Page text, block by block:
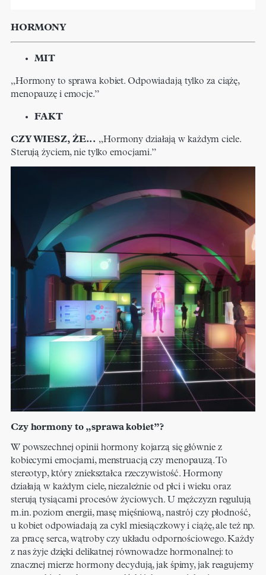
HORMONY
MIT
„Hormony to sprawa kobiet. Odpowiadają tylko za ciążę,
menopauzę i emocje.”
FAKT
CZY WIESZ, ŻE... „Hormony działają w każdym ciele.
Sterują życiem, nie tylko emocjami.”
Czy hormony to „sprawa kobiet”?
W powszechnej opinii hormony kojarzą się głównie z
kobiecymi emocjami, menstruacją czy menopauzą. To
stereotyp, który zniekształca rzeczywistość. Hormony
działają w każdym ciele, niezależnie od płci i wieku oraz
sterują tysiącami procesów życiowych. U mężczyzn regulują
m.in. poziom energii, masę mięśniową, nastrój czy płodność,
u kobiet odpowiadają za cykl miesiączkowy i ciążę, ale też np.
za pracę serca, wątroby czy układu odpornościowego. Każdy
z nas żyje dzięki delikatnej równowadze hormonalnej: to
znacznej mierze hormony decydują, jak śpimy, jak reagujemy